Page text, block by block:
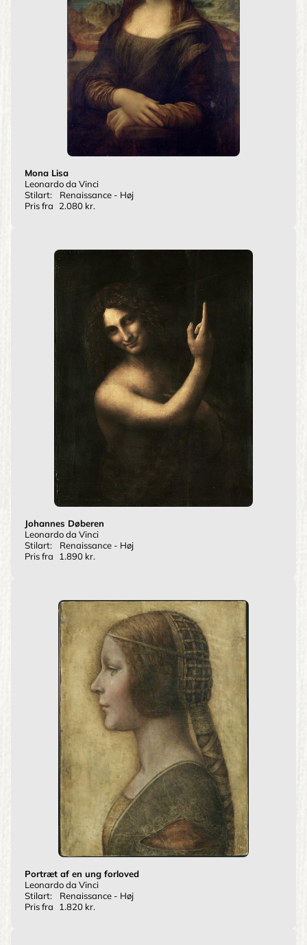
Mona Lisa
Leonardo da Vinci
Stilart:
Renaissance - Høj
Pris fra
2.080 kr.
Johannes Døberen
Leonardo da Vinci
Stilart:
Renaissance - Høj
Pris fra
1.890 kr.
Portræt af en ung forloved
Leonardo da Vinci
Stilart:
Renaissance - Høj
Pris fra
1.820 kr.